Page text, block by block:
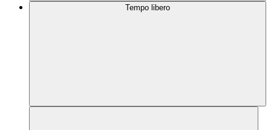
Tempo libero